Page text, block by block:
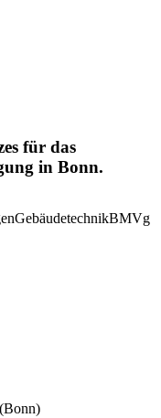
für das
in Bonn.
GebäudetechnikBMVg
(Bonn)